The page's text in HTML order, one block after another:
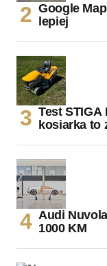
Google
lepiej
Test STIGA
kosiarka to
Audi
1000 KM